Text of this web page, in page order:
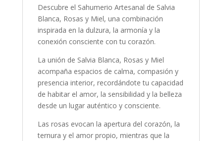
Descubre el Sahumerio Artesanal de Salvia
Blanca, Rosas y Miel, una combinación
inspirada en la dulzura, la armonía y la
conexión consciente con tu corazón.
La unión de Salvia Blanca, Rosas y Miel
acompaña espacios de calma, compasión y
presencia interior, recordándote tu capacidad
de habitar el amor, la sensibilidad y la belleza
desde un lugar auténtico y consciente.
Las rosas evocan la apertura del corazón, la
ternura y el amor propio, mientras que la